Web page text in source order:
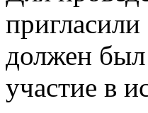
должен
участие в